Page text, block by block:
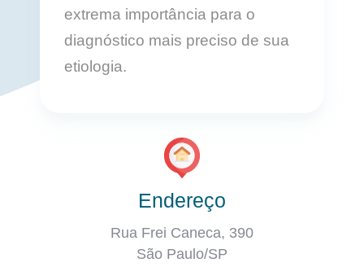
extrema importância para o
diagnóstico mais preciso de sua
etiologia.
Endereço
Rua Frei Caneca, 390
São Paulo/SP